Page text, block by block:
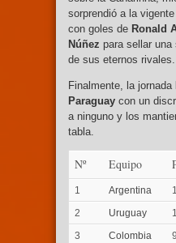
sorprendió a la
con goles de Ronald
Núñez para sellar
de sus eternos rivales.
Finalmente, la jornada
Paraguay con un
a ninguno y los
tabla.
Nº Equipo
1 Argentina
2
Uruguay
3
Colombia 9